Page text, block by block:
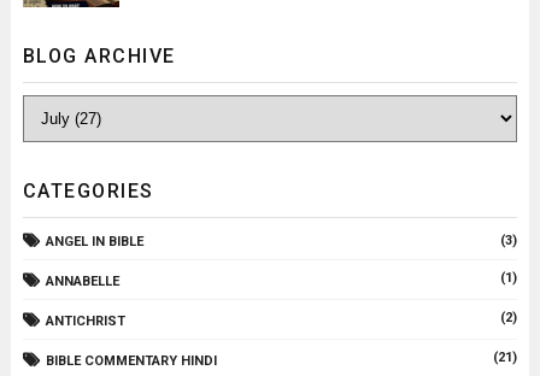
BLOG ARCHIVE
CATEGORIES
ANGEL IN BIBLE (3)
ANNABELLE (1)
ANTICHRIST (2)
BIBLE COMMENTARY HINDI (21)